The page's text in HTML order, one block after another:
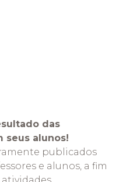
das
seus alunos!
publicados
e alunos, a fim